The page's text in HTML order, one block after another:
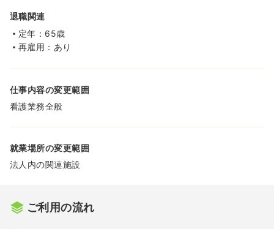
退職関連
定年：65歳
再雇用：あり
仕事内容の変更範囲
看護業務全般
就業場所の変更範囲
法人内の関連施設
ご利用の流れ